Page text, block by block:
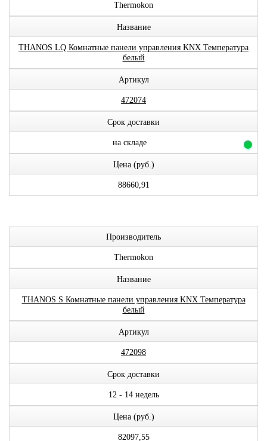
Thermokon
Название
THANOS LQ Комнатные панели управления KNX Температура
белый
Артикул
472074
Срок доставки
на складе
Цена (руб.)
88660,91
Производитель
Thermokon
Название
THANOS S Комнатные панели управления KNX Температура
белый
Артикул
472098
Срок доставки
12 - 14 недель
Цена (руб.)
82097,55